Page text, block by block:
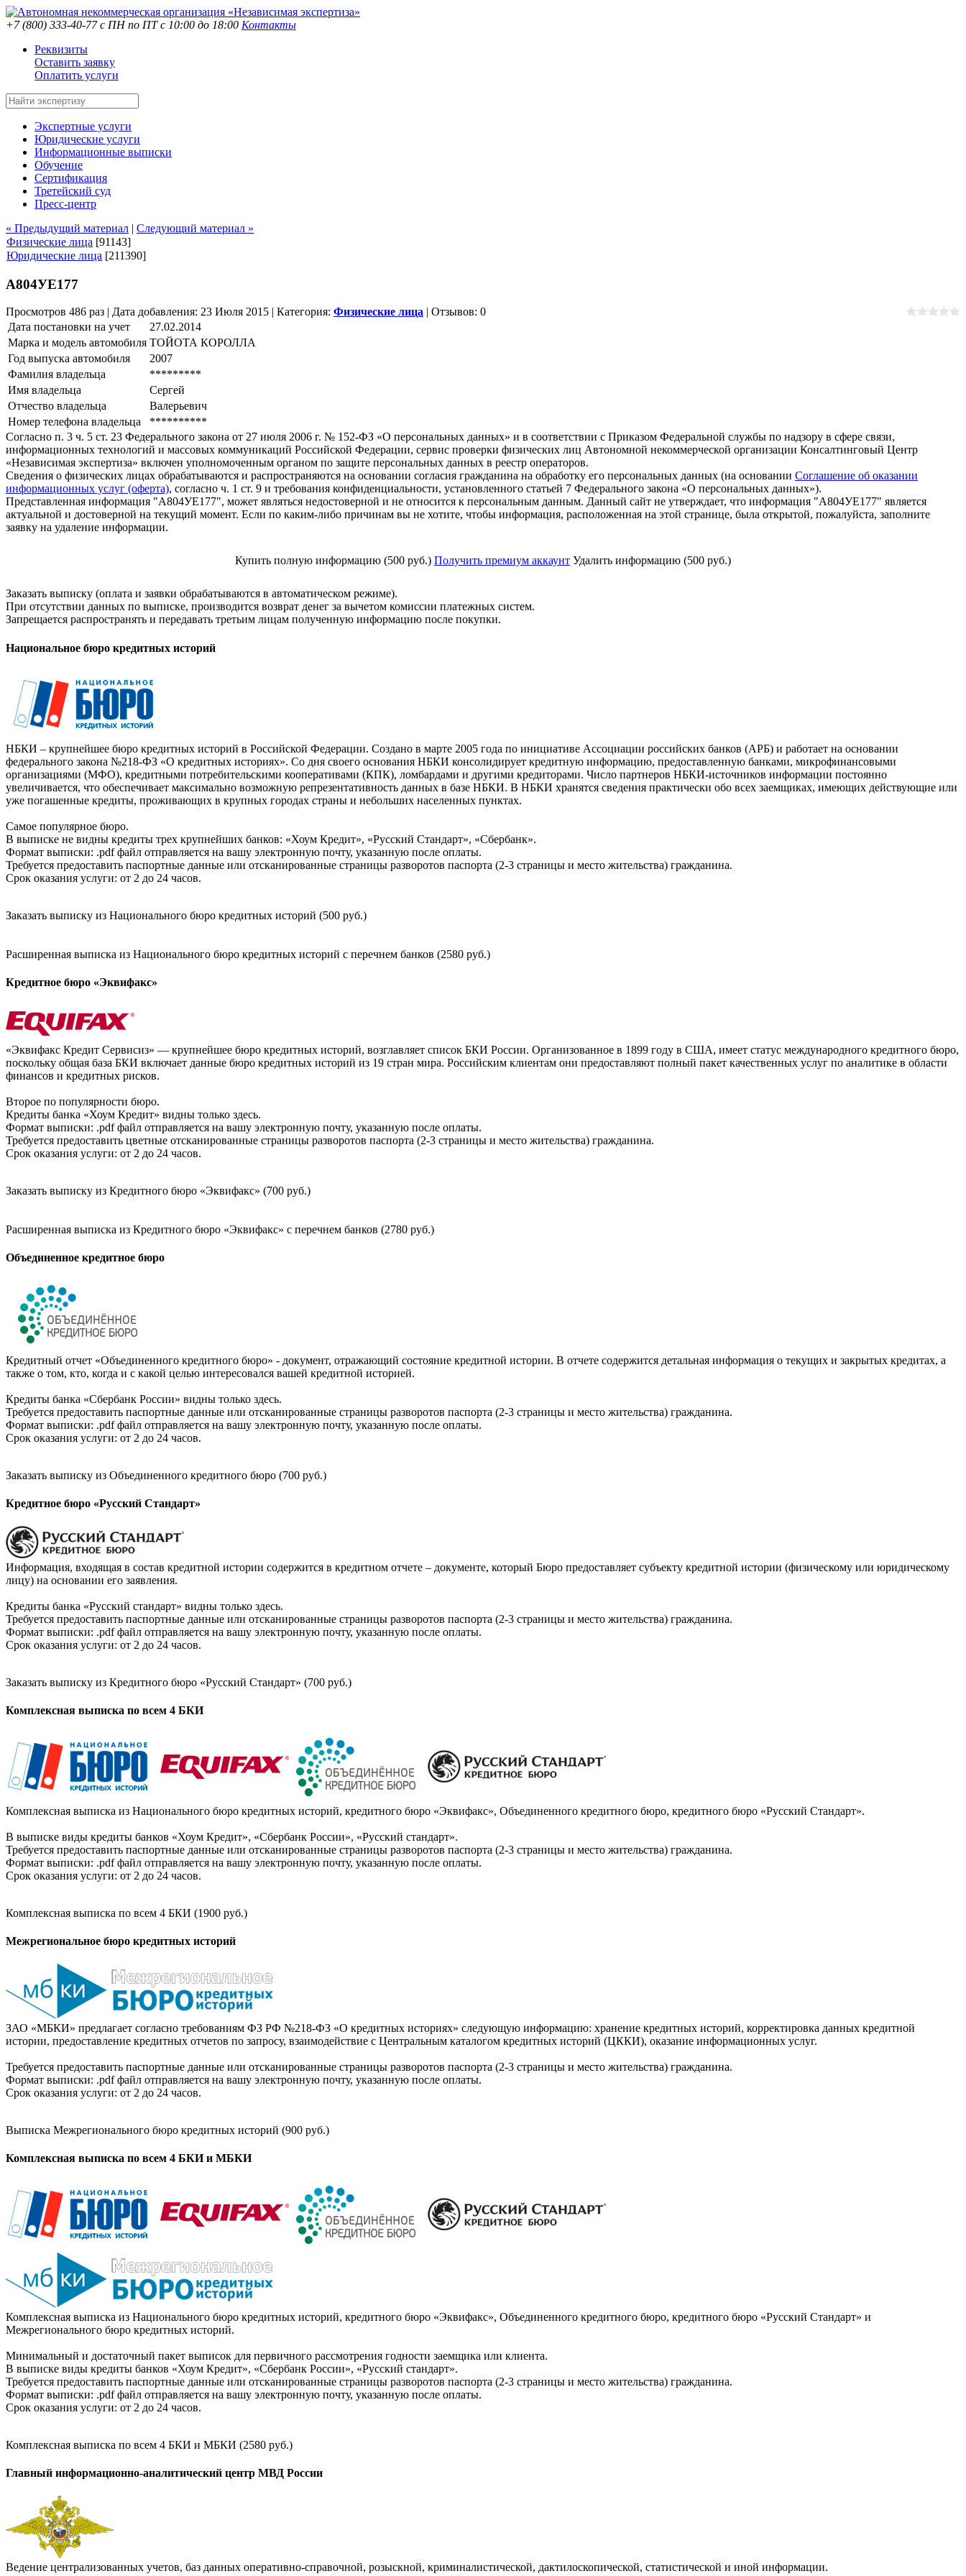
+7 (800) 333-40-77с ПН по ПТ с 10:00 до 18:00 Контакты
Реквизиты
Оставить заявку
Оплатить услуги
Экспертные услуги
Юридические услуги
Информационные выписки
Обучение
Сертификация
Третейский суд
Пресс-центр
« Предыдущий материал | Следующий материал »
Физические лица [91143]
Юридические лица [211390]
А804УЕ177
Просмотров 486 раз | Дата добавления: 23 Июля 2015 | Категория: Физические лица | Отзывов: 0
Дата постановки на учет
27.02.2014
Марка и модель автомобиля ТОЙОТА КОРОЛЛА
Год выпуска автомобиля
2007
Фамилия владельца
*********
Имя владельца
Сергей
Отчество владельца
Валерьевич
Номер телефона владельца
**********
Согласно п. 3 ч. 5 ст. 23 Федерального закона от 27 июля 2006 г. № 152-ФЗ «О персональных данных» и в соответствии с Приказом Федеральной службы по надзору в сфере связи,
информационных технологий и массовых коммуникаций Российской Федерации, сервис проверки физических лиц Автономной некоммерческой организации Консалтинговый Центр
«Независимая экспертиза» включен уполномоченным органом по защите персональных данных в реестр операторов.
Сведения о физических лицах обрабатываются и распространяются на основании согласия гражданина на обработку его персональных данных (на основании Соглашение об оказании
информационных услуг (оферта), согласно ч. 1 ст. 9 и требования конфиденциальности, установленного статьей 7 Федерального закона «О персональных данных»).
Представленная информация "А804УЕ177", может являться недостоверной и не относится к персональным данным. Данный сайт не утверждает, что информация "А804УЕ177" является
актуальной и достоверной на текущий момент. Если по каким-либо причинам вы не хотите, чтобы информация, расположенная на этой странице, была открытой, пожалуйста, заполните
заявку на удаление информации.
Купить полную информацию (500 руб.) Получить премиум аккаунт Удалить информацию (500 руб.)
Заказать выписку (оплата и заявки обрабатываются в автоматическом режиме).
При отсутствии данных по выписке, производится возврат денег за вычетом комиссии платежных систем.
Запрещается распространять и передавать третьим лицам полученную информацию после покупки.
Национальное бюро кредитных историй
НБКИ – крупнейшее бюро кредитных историй в Российской Федерации. Создано в марте 2005 года по инициативе Ассоциации российских банков (АРБ) и работает на основании
федерального закона №218-ФЗ «О кредитных историях». Со дня своего основания НБКИ консолидирует кредитную информацию, предоставленную банками, микрофинансовыми
организациями (МФО), кредитными потребительскими кооперативами (КПК), ломбардами и другими кредиторами. Число партнеров НБКИ-источников информации постоянно
увеличивается, что обеспечивает максимально возможную репрезентативность данных в базе НБКИ. В НБКИ хранятся сведения практически обо всех заемщиках, имеющих действующие или
уже погашенные кредиты, проживающих в крупных городах страны и небольших населенных пунктах.
Самое популярное бюро.
В выписке не видны кредиты трех крупнейших банков: «Хоум Кредит», «Русский Стандарт», «Сбербанк».
Формат выписки: .pdf файл отправляется на вашу электронную почту, указанную после оплаты.
Требуется предоставить паспортные данные или отсканированные страницы разворотов паспорта (2-3 страницы и место жительства) гражданина.
Срок оказания услуги: от 2 до 24 часов.
Заказать выписку из Национального бюро кредитных историй (500 руб.)
Расширенная выписка из Национального бюро кредитных историй с перечнем банков (2580 руб.)
Кредитное бюро «Эквифакс»
«Эквифакс Кредит Сервисиз» — крупнейшее бюро кредитных историй, возглавляет список БКИ России. Организованное в 1899 году в США, имеет статус международного кредитного бюро,
поскольку общая база БКИ включает данные бюро кредитных историй из 19 стран мира. Российским клиентам они предоставляют полный пакет качественных услуг по аналитике в области
финансов и кредитных рисков.
Второе по популярности бюро.
Кредиты банка «Хоум Кредит» видны только здесь.
Формат выписки: .pdf файл отправляется на вашу электронную почту, указанную после оплаты.
Требуется предоставить цветные отсканированные страницы разворотов паспорта (2-3 страницы и место жительства) гражданина.
Срок оказания услуги: от 2 до 24 часов.
Заказать выписку из Кредитного бюро «Эквифакс» (700 руб.)
Расширенная выписка из Кредитного бюро «Эквифакс» с перечнем банков (2780 руб.)
Объединенное кредитное бюро
Кредитный отчет «Объединенного кредитного бюро» - документ, отражающий состояние кредитной истории. В отчете содержится детальная информация о текущих и закрытых кредитах, а
также о том, кто, когда и с какой целью интересовался вашей кредитной историей.
Кредиты банка «Сбербанк России» видны только здесь.
Требуется предоставить паспортные данные или отсканированные страницы разворотов паспорта (2-3 страницы и место жительства) гражданина.
Формат выписки: .pdf файл отправляется на вашу электронную почту, указанную после оплаты.
Срок оказания услуги: от 2 до 24 часов.
Заказать выписку из Объединенного кредитного бюро (700 руб.)
Кредитное бюро «Русский Стандарт»
Информация, входящая в состав кредитной истории содержится в кредитном отчете – документе, который Бюро предоставляет субъекту кредитной истории (физическому или юридическому
лицу) на основании его заявления.
Кредиты банка «Русский стандарт» видны только здесь.
Требуется предоставить паспортные данные или отсканированные страницы разворотов паспорта (2-3 страницы и место жительства) гражданина.
Формат выписки: .pdf файл отправляется на вашу электронную почту, указанную после оплаты.
Срок оказания услуги: от 2 до 24 часов.
Заказать выписку из Кредитного бюро «Русский Стандарт» (700 руб.)
Комплексная выписка по всем 4 БКИ
Комплексная выписка из Национального бюро кредитных историй, кредитного бюро «Эквифакс», Объединенного кредитного бюро, кредитного бюро «Русский Стандарт».
В выписке виды кредиты банков «Хоум Кредит», «Сбербанк России», «Русский стандарт».
Требуется предоставить паспортные данные или отсканированные страницы разворотов паспорта (2-3 страницы и место жительства) гражданина.
Формат выписки: .pdf файл отправляется на вашу электронную почту, указанную после оплаты.
Срок оказания услуги: от 2 до 24 часов.
Комплексная выписка по всем 4 БКИ (1900 руб.)
Межрегиональное бюро кредитных историй
ЗАО «МБКИ» предлагает согласно требованиям ФЗ РФ №218-ФЗ «О кредитных историях» следующую информацию: хранение кредитных историй, корректировка данных кредитной
истории, предоставление кредитных отчетов по запросу, взаимодействие с Центральным каталогом кредитных историй (ЦККИ), оказание информационных услуг.
Требуется предоставить паспортные данные или отсканированные страницы разворотов паспорта (2-3 страницы и место жительства) гражданина.
Формат выписки: .pdf файл отправляется на вашу электронную почту, указанную после оплаты.
Срок оказания услуги: от 2 до 24 часов.
Выписка Межрегионального бюро кредитных историй (900 руб.)
Комплексная выписка по всем 4 БКИ и МБКИ
Комплексная выписка из Национального бюро кредитных историй, кредитного бюро «Эквифакс», Объединенного кредитного бюро, кредитного бюро «Русский Стандарт» и
Межрегионального бюро кредитных историй.
Минимальный и достаточный пакет выписок для первичного рассмотрения годности заемщика или клиента.
В выписке виды кредиты банков «Хоум Кредит», «Сбербанк России», «Русский стандарт».
Требуется предоставить паспортные данные или отсканированные страницы разворотов паспорта (2-3 страницы и место жительства) гражданина.
Формат выписки: .pdf файл отправляется на вашу электронную почту, указанную после оплаты.
Срок оказания услуги: от 2 до 24 часов.
Комплексная выписка по всем 4 БКИ и МБКИ (2580 руб.)
Главный информационно-аналитический центр МВД России
Ведение централизованных учетов, баз данных оперативно-справочной, розыскной, криминалистической, дактилоскопической, статистической и иной информации.